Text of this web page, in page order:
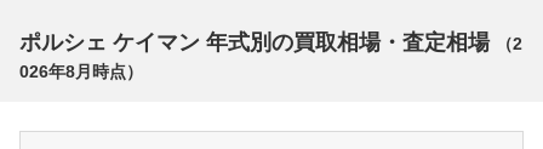
ポルシェ ケイマン 年式別の買取相場・査定相場 （2
026年8月 時点）